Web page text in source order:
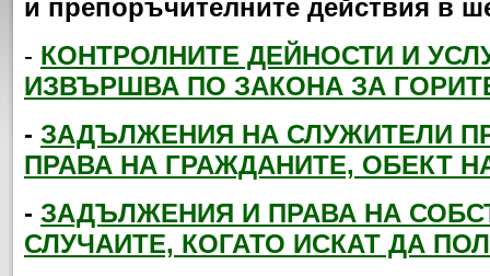
и препоръчителните действия в
- КОНТРОЛНИТЕ ДЕЙНОСТИ И
ИЗВЪРШВА ПО ЗАКОНА ЗА
- ЗАДЪЛЖЕНИЯ НА СЛУЖИТЕЛИ
ПРАВА НА ГРАЖДАНИТЕ, ОБЕКТ
- ЗАДЪЛЖЕНИЯ И ПРАВА НА
СЛУЧАИТЕ, КОГАТО ИСКАТ ДА